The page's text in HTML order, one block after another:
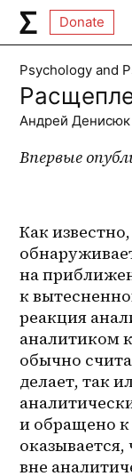
Donate
Psychology and
Андрей Денисюк
Впервые
Как
на
к
реакция
аналитиком
обычно
делает, так
и обращено к
вне